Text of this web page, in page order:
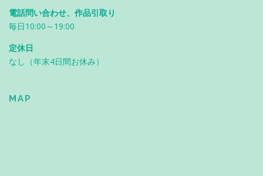
電話問い合わせ、作品引取り
毎日10:00～19:00
定休日
なし（年末4日間お休み）
MAP